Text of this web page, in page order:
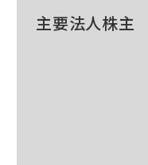
主要法人株主